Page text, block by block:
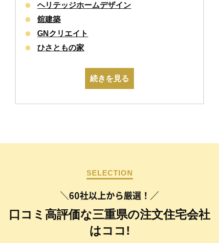
ヘリテッジホームデザイン
舘建築
GNクリエイト
ひさともの家
続きを見る
SELECTION
＼60社以上から厳選！／
口コミ高評価な三重県の注文住宅会社
はココ!